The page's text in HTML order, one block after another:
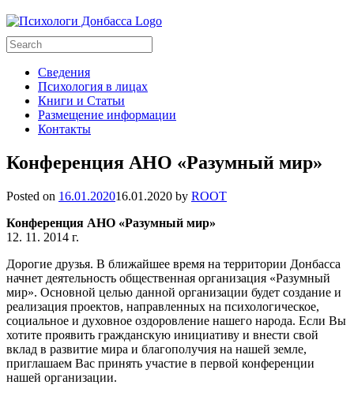
Сведения
Психология в лицах
Книги и Статьи
Размещение информации
Контакты
Конференция АНО «Разумный мир»
Posted on 16.01.202016.01.2020 by ROOT
Конференция АНО «Разумный мир»
12. 11. 2014 г.
Дорогие друзья. В ближайшее время на территории Донбасса
начнет деятельность общественная организация «Разумный
мир». Основной целью данной организации будет создание и
реализация проектов, направленных на психологическое,
социальное и духовное оздоровление нашего народа. Если Вы
хотите проявить гражданскую инициативу и внести свой
вклад в развитие мира и благополучия на нашей земле,
приглашаем Вас принять участие в первой конференции
нашей организации.